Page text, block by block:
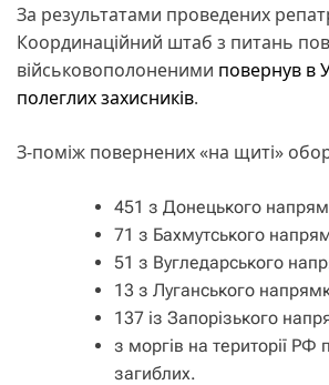
За результатами проведених
Координаційний штаб з питань
військовополоненими повернув в
полеглих захисників.
З-поміж повернених «на щиті»
451 з Донецького
71 з Бахмутського
51 з Вугледарського
13 з Луганського
137 із Запорізького
з моргів на території РФ
загиблих.